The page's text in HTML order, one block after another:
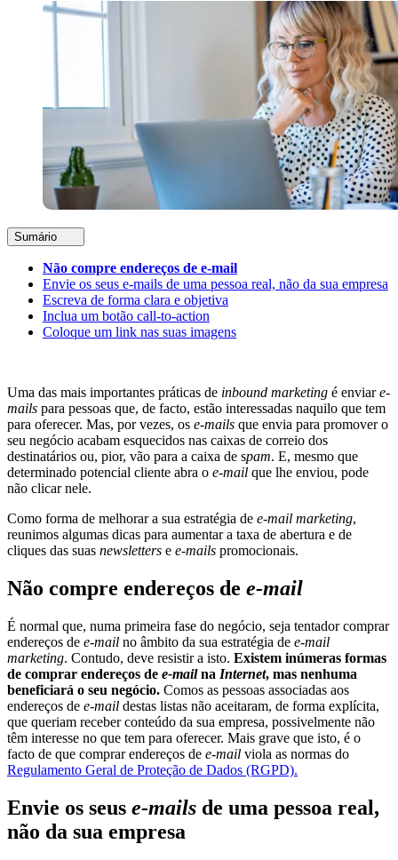
Sumário
Não compre endereços de e-mail
Envie os seus e-mails de uma pessoa real, não da sua empresa
Escreva de forma clara e objetiva
Inclua um botão call-to-action
Coloque um link nas suas imagens
Uma das mais importantes práticas de inbound marketing é enviare-
mails para pessoas que, de facto, estão interessadas naquilo que tem
para oferecer. Mas, por vezes, os e-mails que envia para promover o
seu negócio acabam esquecidos nas caixas de correio dos
destinatários ou, pior, vão para a caixa de spam. E, mesmo que
determinado potencial cliente abra o e-mail que lhe enviou, pode
não clicar nele.
Como forma de melhorar a sua estratégia de e-mail marketing,
reunimos algumas dicas para aumentar a taxa de abertura e de
cliques das suas newsletters e e-mails promocionais.
Não compre endereços de e-mail
É normal que, numa primeira fase do negócio, seja tentador comprar
endereços de e-mail no âmbito da sua estratégia de e-mail
marketing. Contudo, deve resistir a isto. Existem inúmeras formas
de comprar endereços de e-mailna Internet, mas nenhuma
beneficiará o seu negócio. Comos as pessoas associadas aos
endereços de e-mail destas listas não aceitaram, de forma explícita,
que queriam receber conteúdo da sua empresa, possivelmente não
têm interesse no que tem para oferecer. Mais grave que isto, é o
facto de que comprar endereços de e-mail viola as normas do
Regulamento Geral de Proteção de Dados (RGPD).
Envie os seus e-mails de uma pessoa real,
não da sua empresa